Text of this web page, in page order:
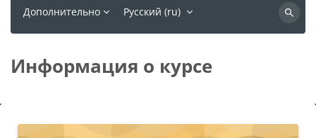
Дополнительно Русский ‎(ru)‎
Поиск
курса
Информация о курсе